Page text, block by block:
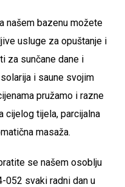
našem bazenu možete
usluge za opuštanje i
za sunčane dane i
i saune svojim
pružamo i razne
cijelog tijela, parcijalna
masaža.
se našem osoblju
052 svaki radni dan u